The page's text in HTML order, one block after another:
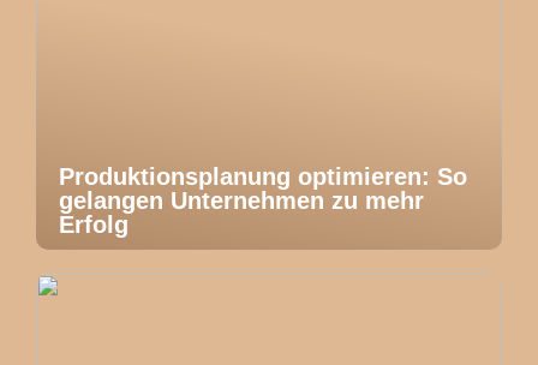
Produktionsplanung optimieren: So
gelangen Unternehmen zu mehr
Erfolg